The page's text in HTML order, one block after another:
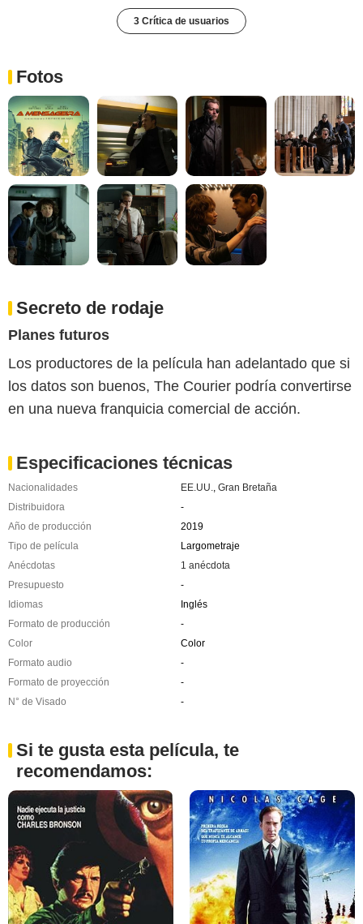
3 Crítica de usuarios
Fotos
Secreto de rodaje
Planes futuros
Los productores de la película han adelantado que si
los datos son buenos, The Courier podría convertirse
en una nueva franquicia comercial de acción.
Especificaciones técnicas
Nacionalidades EE.UU., Gran Bretaña
Distribuidora
-
Año de producción
2019
Tipo de película
Largometraje
Anécdotas
1 anécdota
Presupuesto
-
Idiomas
Inglés
Formato de producción
-
Color
Color
Formato audio
-
Formato de proyección
-
N° de Visado
-
Si te gusta esta película, te
recomendamos: